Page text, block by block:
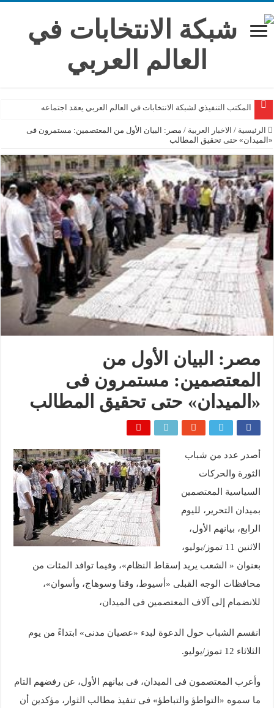
المكتب التنفيذي لشبكة الانتخابات في العالم العربي يعقد اجتماعه
الرئيسية / الاخبار العربية / مصر: البيان الأول من المعتصمين: مستمرون فى
«الميدان» حتى تحقيق المطالب
مصر: البيان الأول من
المعتصمين: مستمرون فى
«الميدان» حتى تحقيق المطالب
أصدر عدد من شباب
الثورة والحركات
السياسية المعتصمين
بميدان التحرير، لليوم
الرابع، بيانهم الأول،
الاثنين 11 تموز/يوليو،
بعنوان « الشعب يريد إسقاط النظام»، وفيما توافد المئات من
محافظات الوجه القبلى «أسيوط، وقنا وسوهاج، وأسوان»،
للانضمام إلى آلاف المعتصمين فى الميدان،
انقسم الشباب حول الدعوة لبدء «عصيان مدنى» ابتداءً من يوم
الثلاثاء 12 تموز/يوليو.
وأعرب المعتصمون فى الميدان، فى بيانهم الأول، عن رفضهم التام
ما سموه «التواطؤ والتباطؤ» فى تنفيذ مطالب الثوار، مؤكدين أن